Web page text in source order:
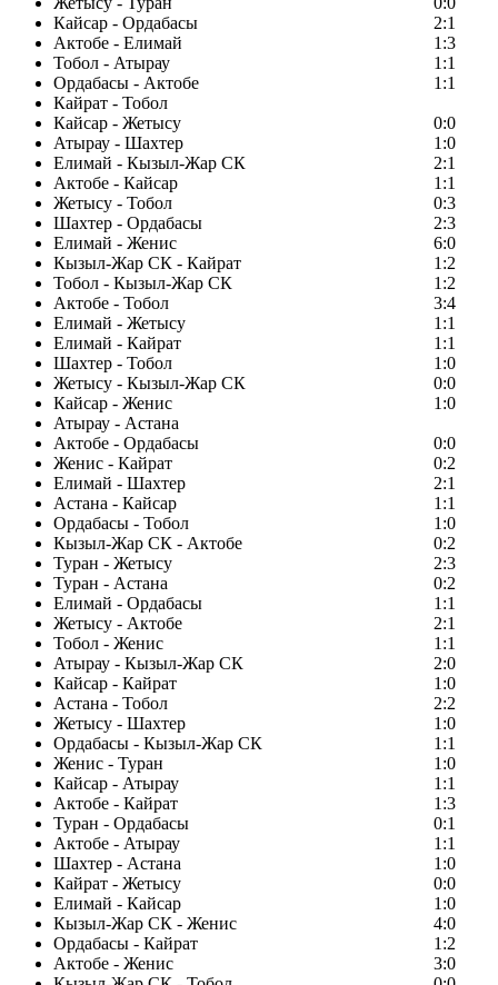
Кайсар - Ордабасы
2:1
Актобе - Елимай
1:3
Тобол - Атырау
1:1
Ордабасы - Актобе
1:1
Кайрат - Тобол
Кайсар - Жетысу
0:0
Атырау - Шахтер
1:0
Елимай - Кызыл-Жар СК
2:1
Актобе - Кайсар
1:1
Жетысу - Тобол
0:3
Шахтер - Ордабасы
2:3
Елимай - Женис
6:0
Кызыл-Жар СК - Кайрат
1:2
Тобол - Кызыл-Жар СК
1:2
Актобе - Тобол
3:4
Елимай - Жетысу
1:1
Елимай - Кайрат
1:1
Шахтер - Тобол
1:0
Жетысу - Кызыл-Жар СК
0:0
Кайсар - Женис
1:0
Атырау - Астана
Актобе - Ордабасы
0:0
Женис - Кайрат
0:2
Елимай - Шахтер
2:1
Астана - Кайсар
1:1
Ордабасы - Тобол
1:0
Кызыл-Жар СК - Актобе
0:2
Туран - Жетысу
2:3
Туран - Астана
0:2
Елимай - Ордабасы
1:1
Жетысу - Актобе
2:1
Тобол - Женис
1:1
Атырау - Кызыл-Жар СК
2:0
Кайсар - Кайрат
1:0
Астана - Тобол
2:2
Жетысу - Шахтер
1:0
Ордабасы - Кызыл-Жар СК
1:1
Женис - Туран
1:0
Кайсар - Атырау
1:1
Актобе - Кайрат
1:3
Туран - Ордабасы
0:1
Актобе - Атырау
1:1
Шахтер - Астана
1:0
Кайрат - Жетысу
0:0
Елимай - Кайсар
1:0
Кызыл-Жар СК - Женис
4:0
Ордабасы - Кайрат
1:2
Актобе - Женис
3:0